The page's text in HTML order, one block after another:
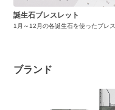
誕生石ブレスレット
1月～12月の各誕生石を使ったブレス
ブランド